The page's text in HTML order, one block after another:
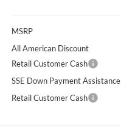
MSRP
All American Discount
Retail Customer Cash
SSE Down Payment Assistance
Retail Customer Cash